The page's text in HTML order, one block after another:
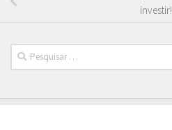
investir!
Pesquisar
por: